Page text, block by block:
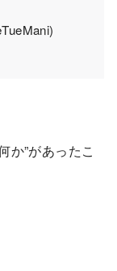
か”があったこ